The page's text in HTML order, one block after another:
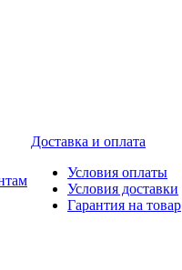
Доставка и оплата
Условия оплаты
Условия доставки
Гарантия на товар